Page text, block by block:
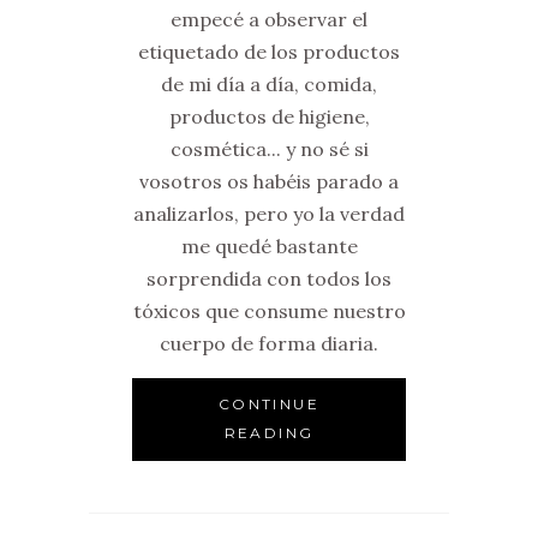
empecé a observar el
etiquetado de los productos
de mi día a día, comida,
productos de higiene,
cosmética... y no sé si
vosotros os habéis parado a
analizarlos, pero yo la verdad
me quedé bastante
sorprendida con todos los
tóxicos que consume nuestro
cuerpo de forma diaria.
CONTINUE
READING